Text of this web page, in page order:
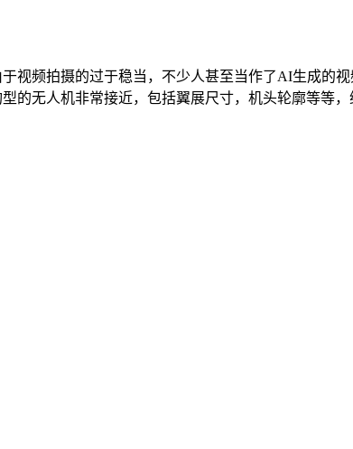
视频拍摄的过于稳当，不少人甚至当作了AI生成的
的无人机非常接近，包括翼展尺寸，机头轮廓等等